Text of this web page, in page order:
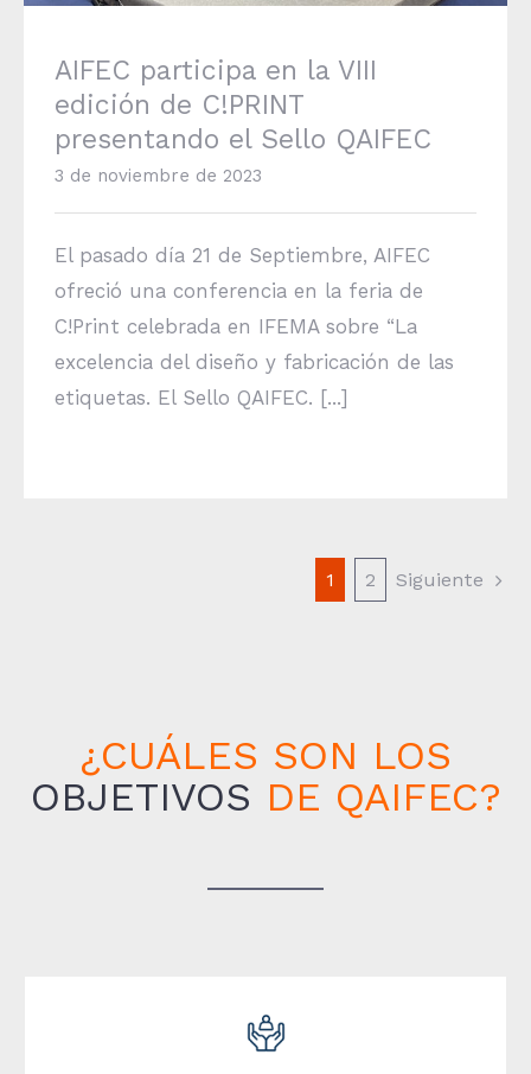
AIFEC participa en la VIII
edición de C!PRINT
presentando el Sello QAIFEC
3 de noviembre de 2023
El pasado día 21 de Septiembre, AIFEC
ofreció una conferencia en la feria de
C!Print celebrada en IFEMA sobre “La
excelencia del diseño y fabricación de las
etiquetas. El Sello QAIFEC. [...]
1 2 Siguiente
¿CUÁLES SON LOS
OBJETIVOS DE QAIFEC?